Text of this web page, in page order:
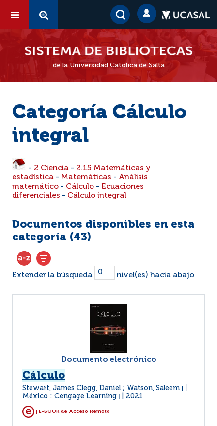
de la Universidad Católica de Salta
Categoría Cálculo
integral
- 2 Ciencia - 2.15 Matemáticas y
estadística - Matemáticas - Análisis
matemático - Cálculo - Ecuaciones
diferenciales - Cálculo integral
Documentos disponibles en esta
categoría (43)
Extender la búsqueda nivel(es) hacia abajo
Documento electrónico
Cálculo
Stewart, James Clegg, Daniel ; Watson, Saleem
México : Cengage Learning 2021
| E-BOOK de Acceso Remoto